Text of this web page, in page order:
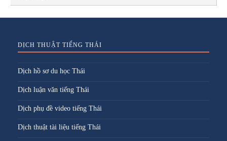
DỊCH THUẬT TIẾNG THÁI
Dịch hồ sơ du học Thái
Dịch luận văn tiếng Thái
Dịch phụ đề video tiếng Thái
Dịch thuật tài liệu tiếng Thái